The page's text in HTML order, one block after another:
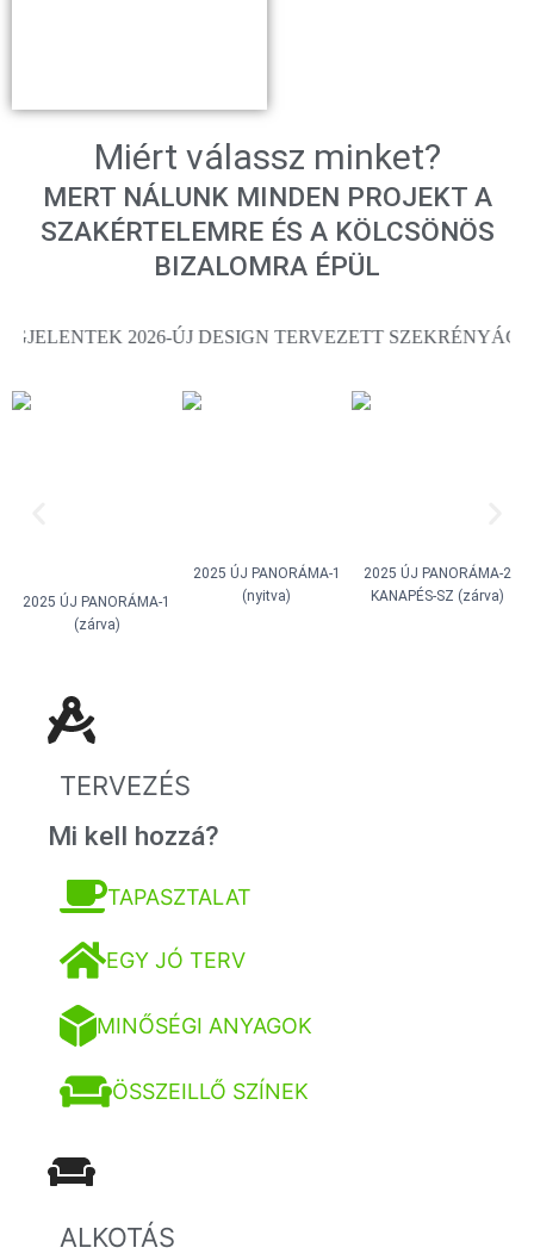
Miért válassz minket?
MERT NÁLUNK MINDEN PROJEKT A
SZAKÉRTELEMRE ÉS A KÖLCSÖNÖS
BIZALOMRA ÉPÜL
ÚJ DESIGN TERVEZETT SZEKRÉNYÁGYAINK! .....Épülünk,
2025 ÚJ PANORÁMA-1
(zárva)
2025 ÚJ PANORÁMA-1
(nyitva)
2025 ÚJ PANORÁMA-2
KANAPÉS-SZ (zárva)
TERVEZÉS
Mi kell hozzá?
TAPASZTALAT
EGY JÓ TERV
MINŐSÉGI ANYAGOK
ÖSSZEILLŐ SZÍNEK
ALKOTÁS